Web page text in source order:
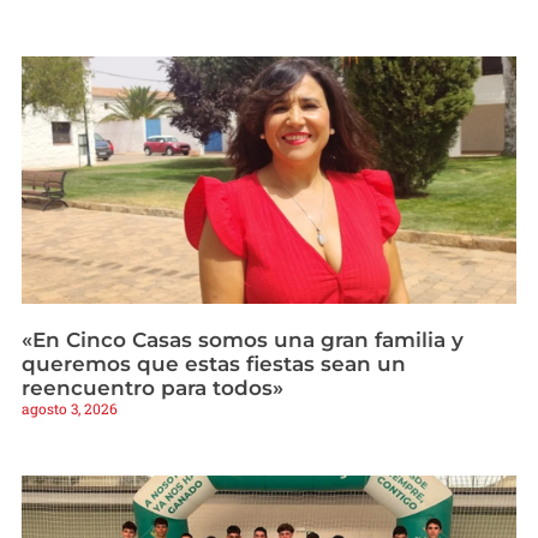
«En Cinco Casas somos una gran familia y
queremos que estas fiestas sean un
reencuentro para todos»
agosto 3, 2026